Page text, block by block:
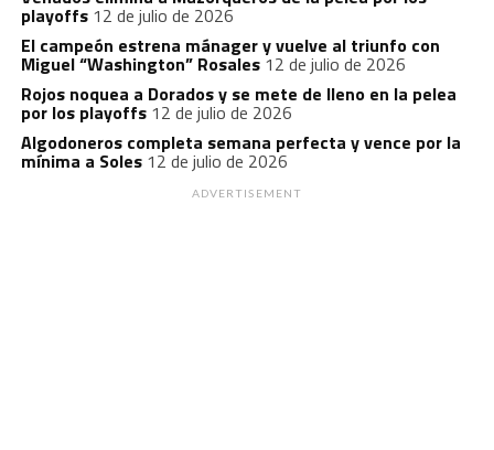
playoffs 12 de julio de 2026
El campeón estrena mánager y vuelve al triunfo con
Miguel “Washington” Rosales 12 de julio de 2026
Rojos noquea a Dorados y se mete de lleno en la pelea
por los playoffs 12 de julio de 2026
Algodoneros completa semana perfecta y vence por la
mínima a Soles 12 de julio de 2026
ADVERTISEMENT